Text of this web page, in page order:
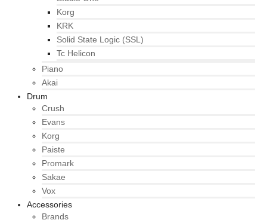
Korg
KRK
Solid State Logic (SSL)
Tc Helicon
Piano
Akai
Drum
Crush
Evans
Korg
Paiste
Promark
Sakae
Vox
Accessories
Brands